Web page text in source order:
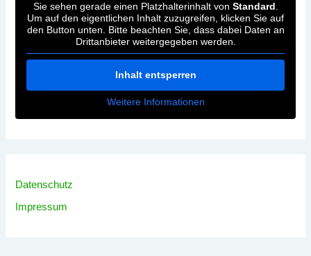
Sie sehen gerade einen Platzhalterinhalt von Standard.
Um auf den eigentlichen Inhalt zuzugreifen, klicken Sie auf
den Button unten. Bitte beachten Sie, dass dabei Daten an
Drittanbieter weitergegeben werden.
Inhalt entsperren
Weitere Informationen
Datenschutz
Impressum